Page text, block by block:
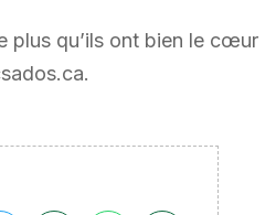
plus qu’ils ont bien le cœur